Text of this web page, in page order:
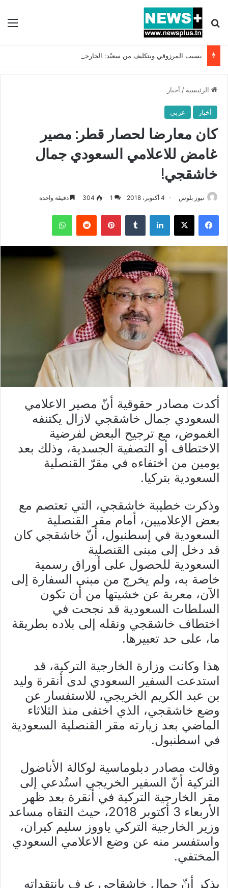
بحث عن
الرئيسية / أخبار
أخبار عربي
كان معارضا لحصار قطر: مصير
غامض للاعلامي السعودي جمال
خاشقجي!
نيوز بلوس 4 أكتوبر، 2018 1
304 دقيقة واحدة
فيسبوك X لينكدإن بينتيريست واتساب
أكدت مصادر حقوقية أنّ مصير الاعلامي
السعودي جمال خاشقجي لازال يكتنفه
الغموض، مع ترجيح البعض لفرضية
الاختطاف أو التصفية الجسدية، وذلك بعد
يومين من اختفاءه في مقرّ القنصلية
السعودية بتركيا.
وذكرت خطيبة خاشقجي، التي تعتصم مع
بعض الإعلاميين، أمام مقر القنصلية
السعودية في إسطنبول، أنّ خاشقجي كان
قد دخل إلى مبنى القنصلية
السعودية للحصول على أوراق رسمية
خاصة به، ولم يخرج من مبنى السفارة إلى
الآن، معربة عن خشيتها من أن تكون
السلطات السعودية قد نجحت في
اختطاف خاشقجي ونقله إلى بلاده بطريقة
ما، على حد تعبيرها.
هذا وكانت وزارة الخارجية التركية، قد
استدعت السفير السعودي لدى أنقرة وليد
بن عبد الكريم الخريجي، للاستفسار عن
وضع خاشقجي، الذي اختفى منذ الثلاثاء
الماضي بعد زيارته مقر القنصلية السعودية
في اسطنبول.
وقالت مصادر دبلوماسية لوكالة الأناضول
التركية أنّ السفير الخريجي استُدعي إلى
مقر الخارجية التركية في أنقرة بعد ظهر
الأربعاء 3 أكتوبر 2018، حيث التقاه مساعد
وزير الخارجية التركي ياووز سليم كيران،
واستفسر منه عن وضع الاعلامي السعودي
المختفي.
يذكر أنّ جمال خاشقاجي عرف بانتقداته